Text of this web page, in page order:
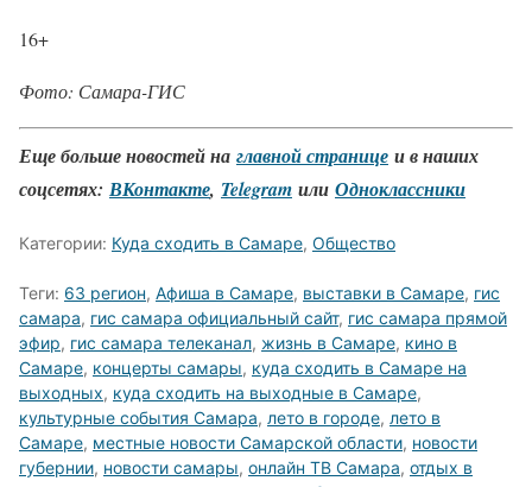
16+
Фото: Самара-ГИС
Еще больше новостей на главной странице и в наших
соцсетях: ВКонтакте, Telegram или Одноклассники
Категории: Куда сходить в Самаре, Общество
Теги: 63 регион, Афиша в Самаре, выставки в Самаре, гис
самара, гис самара официальный сайт, гис самара прямой
эфир, гис самара телеканал, жизнь в Самаре, кино в
Самаре, концерты самары, куда сходить в Самаре на
выходных, куда сходить на выходные в Самаре,
культурные события Самара, лето в городе, лето в
Самаре, местные новости Самарской области, новости
губернии, новости самары, онлайн ТВ Самара, отдых в